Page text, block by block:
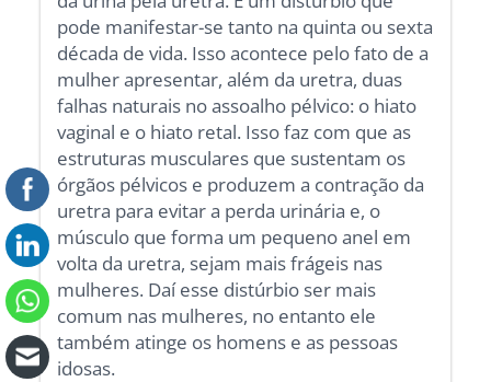
pode manifestar-se tanto na quinta ou sexta
década de vida. Isso acontece pelo fato de a
mulher apresentar, além da uretra, duas
falhas naturais no assoalho pélvico: o hiato
vaginal e o hiato retal. Isso faz com que as
estruturas musculares que sustentam os
órgãos pélvicos e produzem a contração da
uretra para evitar a perda urinária e, o
músculo que forma um pequeno anel em
volta da uretra, sejam mais frágeis nas
mulheres. Daí esse distúrbio ser mais
comum nas mulheres, no entanto ele
também atinge os homens e as pessoas
idosas.